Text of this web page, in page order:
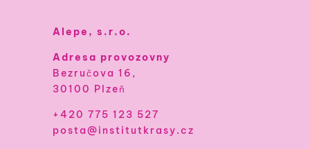
Alepe, s.r.o.
Adresa provozovny
Bezručova 16,
30100 Plzeň
+420 775 123 527
posta@institutkrasy.cz